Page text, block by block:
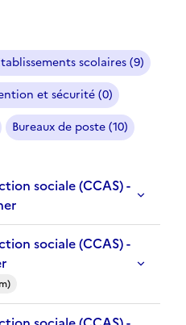
scolaires (9)
et sécurité (0)
Bureaux de poste (10)